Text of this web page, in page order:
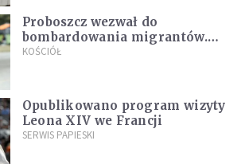
Proboszcz wezwał do
bombardowania migrantów.
"Masowy ogień przeciwko
KOŚCIÓŁ
Opublikowano program wizyty
Leona XIV we Francji
SERWIS PAPIESKI